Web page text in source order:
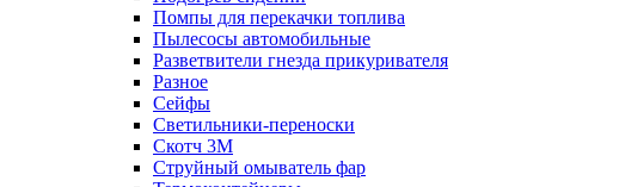
Помпы для перекачки топлива
Пылесосы автомобильные
Разветвители гнезда прикуривателя
Разное
Сейфы
Светильники-переноски
Скотч 3М
Струйный омыватель фар